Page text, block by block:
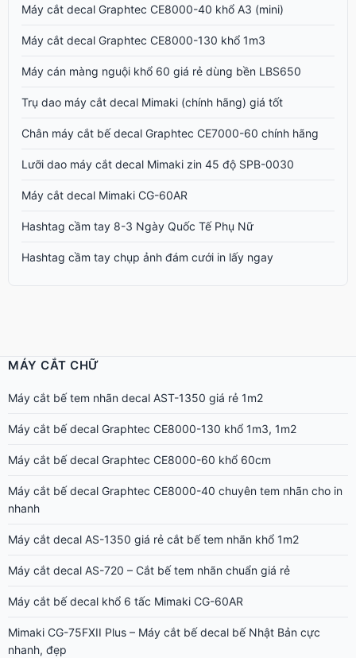
Máy cắt decal Graphtec CE8000-40 khổ A3 (mini)
Máy cắt decal Graphtec CE8000-130 khổ 1m3
Máy cán màng nguội khổ 60 giá rẻ dùng bền LBS650
Trụ dao máy cắt decal Mimaki (chính hãng) giá tốt
Chân máy cắt bế decal Graphtec CE7000-60 chính hãng
Lưỡi dao máy cắt decal Mimaki zin 45 độ SPB-0030
Máy cắt decal Mimaki CG-60AR
Hashtag cầm tay 8-3 Ngày Quốc Tế Phụ Nữ
Hashtag cầm tay chụp ảnh đám cưới in lấy ngay
MÁY CẮT CHỮ
Máy cắt bế tem nhãn decal AST-1350 giá rẻ 1m2
Máy cắt bế decal Graphtec CE8000-130 khổ 1m3, 1m2
Máy cắt bế decal Graphtec CE8000-60 khổ 60cm
Máy cắt bế decal Graphtec CE8000-40 chuyên tem nhãn cho in
nhanh
Máy cắt decal AS-1350 giá rẻ cắt bế tem nhãn khổ 1m2
Máy cắt decal AS-720 – Cắt bế tem nhãn chuẩn giá rẻ
Máy cắt bế decal khổ 6 tấc Mimaki CG-60AR
Mimaki CG-75FXII Plus – Máy cắt bế decal bế Nhật Bản cực
nhanh, đẹp